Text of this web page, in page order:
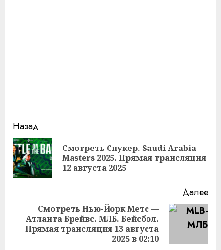
Продолжить
чтение
Назад
Смотреть Снукер. Saudi Arabia
Masters 2025. Прямая трансляция
12 августа 2025
Далее
Следующая
запись:
Смотреть Нью-Йорк Метс —
Атланта Брейвс. МЛБ. Бейсбол.
Прямая трансляция 13 августа
2025 в 02:10